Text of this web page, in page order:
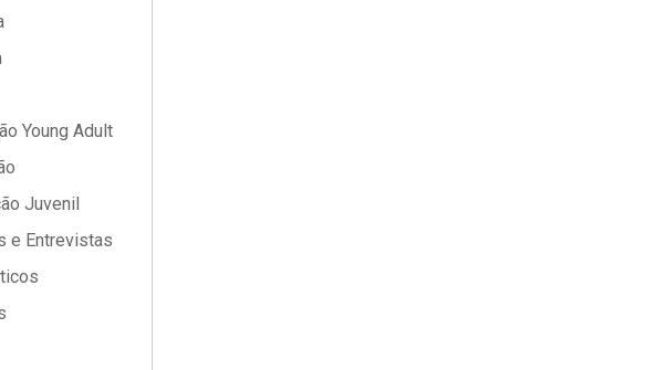
Young Adult
Juvenil
e Entrevistas